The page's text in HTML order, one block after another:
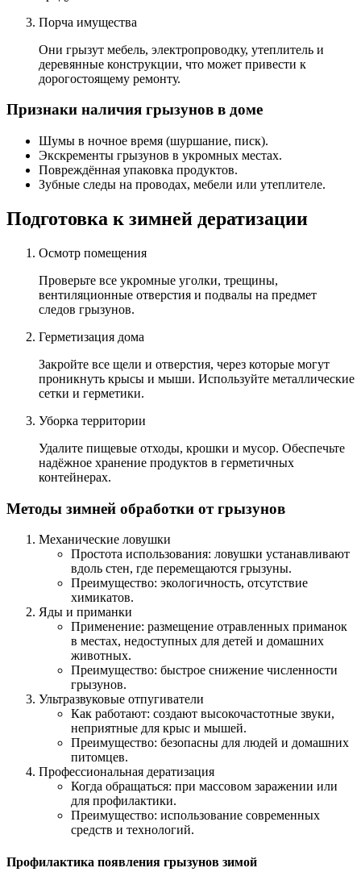
Порча имущества
Они грызут мебель, электропроводку, утеплитель и
деревянные конструкции, что может привести к
дорогостоящему ремонту.
Признаки наличия грызунов в доме
Шумы в ночное время (шуршание, писк).
Экскременты грызунов в укромных местах.
Повреждённая упаковка продуктов.
Зубные следы на проводах, мебели или утеплителе.
Подготовка к зимней дератизации
Осмотр помещения
Проверьте все укромные уголки, трещины,
вентиляционные отверстия и подвалы на предмет
следов грызунов.
Герметизация дома
Закройте все щели и отверстия, через которые могут
проникнуть крысы и мыши. Используйте металлические
сетки и герметики.
Уборка территории
Удалите пищевые отходы, крошки и мусор. Обеспечьте
надёжное хранение продуктов в герметичных
контейнерах.
Методы зимней обработки от грызунов
Механические ловушки
Простота использования: ловушки устанавливают
вдоль стен, где перемещаются грызуны.
Преимущество: экологичность, отсутствие
химикатов.
Яды и приманки
Применение: размещение отравленных приманок
в местах, недоступных для детей и домашних
животных.
Преимущество: быстрое снижение численности
грызунов.
Ультразвуковые отпугиватели
Как работают: создают высокочастотные звуки,
неприятные для крыс и мышей.
Преимущество: безопасны для людей и домашних
питомцев.
Профессиональная дератизация
Когда обращаться: при массовом заражении или
для профилактики.
Преимущество: использование современных
средств и технологий.
Профилактика появления грызунов зимой